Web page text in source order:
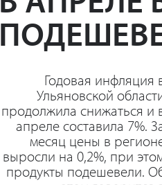
Годовая инфляция
Ульяновской
продолжила снижаться и
апреле составила 7%.
месяц цены в
выросли на 0,2%, при
продукты подешевели.